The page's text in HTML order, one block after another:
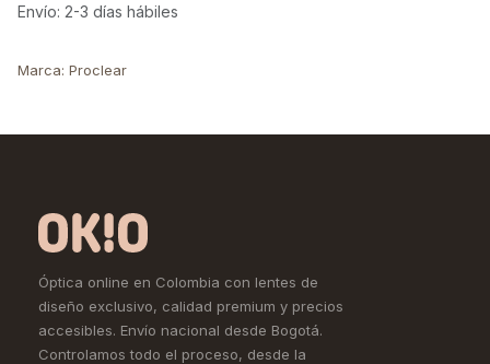
Envío: 2-3 días hábiles
Marca: Proclear
Óptica online en Colombia con lentes de
diseño exclusivo, calidad premium y precios
accesibles. Envío nacional desde Bogotá.
Controlamos todo el proceso, desde la